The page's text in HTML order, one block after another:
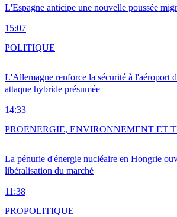
L'Espagne anticipe une nouvelle poussée
15:07
L'Allemagne renforce la sécurité à l'aéroport
attaque hybride présumée
14:33
POLITIQUE
La pénurie d'énergie nucléaire en Hongrie
libéralisation du marché
11:38
PROENERGIE, ENVIRONNEMENT ET
PROPOLITIQUE